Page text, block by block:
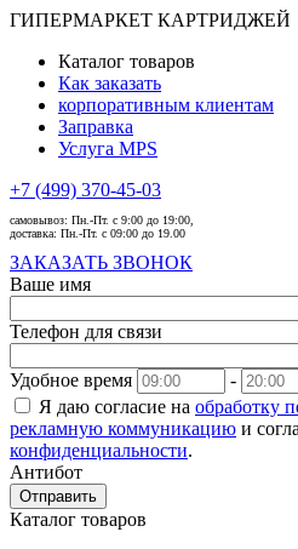
ГИПЕРМАРКЕТ КАРТРИДЖЕЙ
Каталог товаров
Как заказать
корпоративным клиентам
Заправка
Услуга MPS
+7 (499) 370-45-03
самовывоз: Пн.-Пт. с 9:00 до 19:00,
доставка: Пн.-Пт. с 09:00 до 19.00
ЗАКАЗАТЬ ЗВОНОК
Ваше имя
Телефон для связи
Удобное время
-
Я даю согласие на обработку
рекламную коммуникацию и
конфиденциальности.
Антибот
Отправить
Каталог товаров